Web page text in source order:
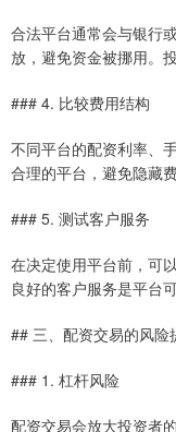
合法平台通常会与银行
放，避免资金被挪用。
### 4. 比较费用结构
不同平台的配资利率、
合理的平台，避免隐藏费
### 5. 测试客户服务
在决定使用平台前，可
良好的客户服务是平台
## 三、配资交易的风险
### 1. 杠杆风险
配资交易会放大投资者